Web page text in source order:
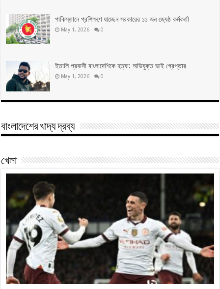
পাকিস্তানে প্রশিক্ষণে যাচ্ছেন সরকারের ১১ জন জ্যেষ্ঠ কর্মকর্তা
May 1, 2026 0
ইতালি প্রবাসী বাংলাদেশিকে হত্যা: অভিযুক্ত ভাই গ্রেপ্তার
May 1, 2026 0
বাংলাদেশের খাদ্য দ্রব্য
খেলা